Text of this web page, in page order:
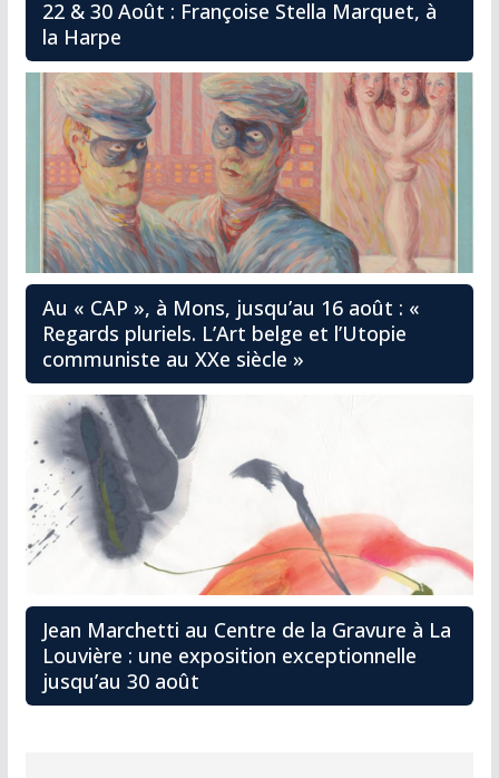
22 & 30 Août : Françoise Stella Marquet, à
la Harpe
Au « CAP », à Mons, jusqu’au 16 août : «
Regards pluriels. L’Art belge et l’Utopie
communiste au XXe siècle »
Jean Marchetti au Centre de la Gravure à La
Louvière : une exposition exceptionnelle
jusqu’au 30 août